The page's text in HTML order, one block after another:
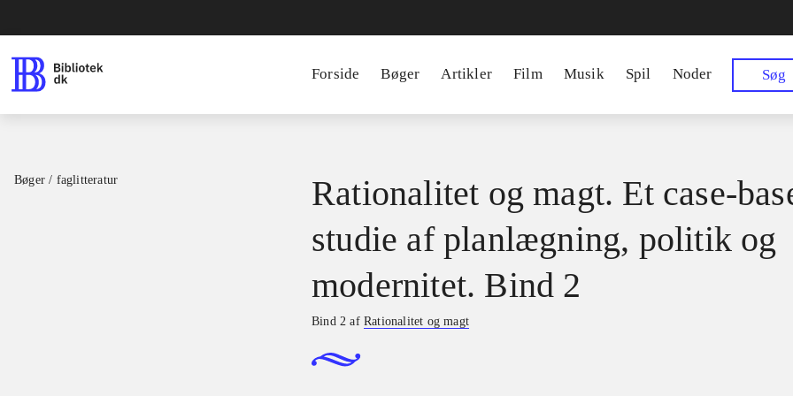
Forside Bøger Artikler Film Musik Spil Noder Søg
Bøger / faglitteratur
Rationalitet og magt. Et case-
studie af planlægning, politik og
modernitet. Bind 2
Bind 2 afRationalitet og magt